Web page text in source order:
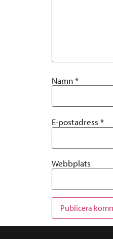
Namn*
E-postadress *
Webbplats